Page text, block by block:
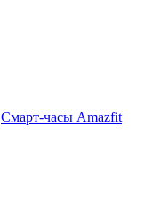
Смарт-часы Amazfit